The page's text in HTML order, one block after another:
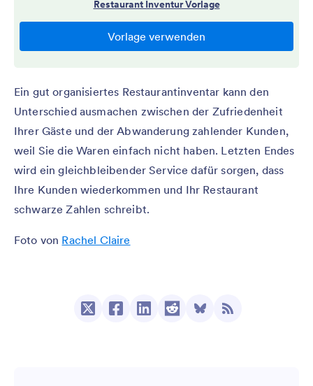
Ein gut organisiertes Restaurantinventar kann den
Unterschied ausmachen zwischen der Zufriedenheit
Ihrer Gäste und der Abwanderung zahlender Kunden,
weil Sie die Waren einfach nicht haben. Letzten Endes
wird ein gleichbleibender Service dafür sorgen, dass
Ihre Kunden wiederkommen und Ihr Restaurant
schwarze Zahlen schreibt.
Foto von Rachel Claire